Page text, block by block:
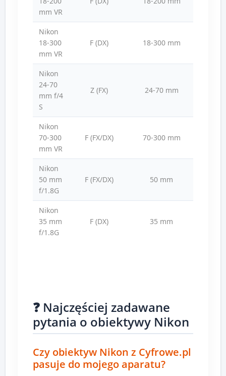
mm VR
Nikon
18-300
mm VR
F (DX) 18-300 mm
Nikon
24-70
mm f/4
S
Z (FX) 24-70 mm
Nikon
70-300
mm VR
F (FX/DX) 70-300 mm
Nikon
50 mm
f/1.8G
F (FX/DX) 50 mm
Nikon
35 mm
f/1.8G
F (DX) 35 mm
❓ Najczęściej zadawane
pytania o obiektywy Nikon
Czy obiektyw Nikon z Cyfrowe.pl
pasuje do mojego aparatu?